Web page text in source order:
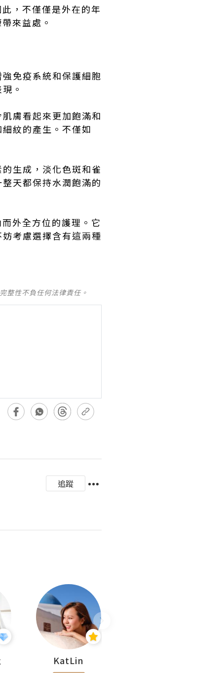
，不僅僅是外在的年
來益處。
免疫系統和保護細胞
。
膚看起來更加飽滿和
紋的產生。不僅如
生成，淡化色斑和雀
天都保持水潤飽滿的
外全方位的護理。它
考慮選擇含有這兩種
整性不負任何法律責任。
追蹤
KatLin